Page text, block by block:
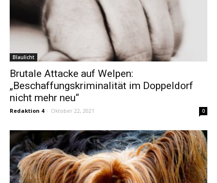
Blaulicht
Brutale Attacke auf Welpen:
„Beschaffungskriminalität im Doppeldorf
nicht mehr neu“
Redaktion 4 - Oktober 22, 2021 0